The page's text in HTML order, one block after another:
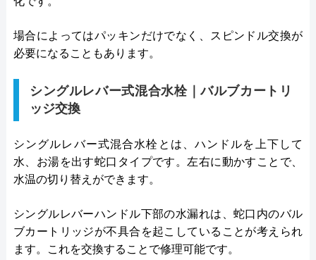
場合によってはパッキンだけでなく、スピンドル交換が
必要になることもあります。
シングルレバー式混合水栓｜バルブカートリ
ッジ交換
シングルレバー式混合水栓とは、ハンドルを上下して
水、お湯を出す蛇口タイプです。左右に動かすことで、
水温の切り替えができます。
シングルレバーハンドル下部の水漏れは、蛇口内のバル
ブカートリッジが不具合を起こしていることが考えられ
ます。これを交換することで修理可能です。